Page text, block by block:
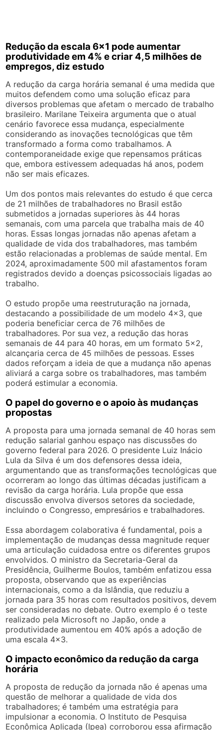
Redução da escala 6×1 pode aumentar
produtividade em 4% e criar 4,5 milhões de
empregos, diz estudo
A redução da carga horária semanal é uma medida que
muitos defendem como uma solução eficaz para
diversos problemas que afetam o mercado de trabalho
brasileiro. Marilane Teixeira argumenta que o atual
cenário favorece essa mudança, especialmente
considerando as inovações tecnológicas que têm
transformado a forma como trabalhamos. A
contemporaneidade exige que repensamos práticas
que, embora estivessem adequadas há anos, podem
não ser mais eficazes.
Um dos pontos mais relevantes do estudo é que cerca
de 21 milhões de trabalhadores no Brasil estão
submetidos a jornadas superiores às 44 horas
semanais, com uma parcela que trabalha mais de 40
horas. Essas longas jornadas não apenas afetam a
qualidade de vida dos trabalhadores, mas também
estão relacionadas a problemas de saúde mental. Em
2024, aproximadamente 500 mil afastamentos foram
registrados devido a doenças psicossociais ligadas ao
trabalho.
O estudo propõe uma reestruturação na jornada,
destacando a possibilidade de um modelo 4×3, que
poderia beneficiar cerca de 76 milhões de
trabalhadores. Por sua vez, a redução das horas
semanais de 44 para 40 horas, em um formato 5×2,
alcançaria cerca de 45 milhões de pessoas. Esses
dados reforçam a ideia de que a mudança não apenas
aliviará a carga sobre os trabalhadores, mas também
poderá estimular a economia.
O papel do governo e o apoio às mudanças
propostas
A proposta para uma jornada semanal de 40 horas sem
redução salarial ganhou espaço nas discussões do
governo federal para 2026. O presidente Luiz Inácio
Lula da Silva é um dos defensores dessa ideia,
argumentando que as transformações tecnológicas que
ocorreram ao longo das últimas décadas justificam a
revisão da carga horária. Lula propõe que essa
discussão envolva diversos setores da sociedade,
incluindo o Congresso, empresários e trabalhadores.
Essa abordagem colaborativa é fundamental, pois a
implementação de mudanças dessa magnitude requer
uma articulação cuidadosa entre os diferentes grupos
envolvidos. O ministro da Secretaria-Geral da
Presidência, Guilherme Boulos, também enfatizou essa
proposta, observando que as experiências
internacionais, como a da Islândia, que reduziu a
jornada para 35 horas com resultados positivos, devem
ser consideradas no debate. Outro exemplo é o teste
realizado pela Microsoft no Japão, onde a
produtividade aumentou em 40% após a adoção de
uma escala 4×3.
O impacto econômico da redução da carga
horária
A proposta de redução da jornada não é apenas uma
questão de melhorar a qualidade de vida dos
trabalhadores; é também uma estratégia para
impulsionar a economia. O Instituto de Pesquisa
Econômica Aplicada (Ipea) corroborou essa afirmação